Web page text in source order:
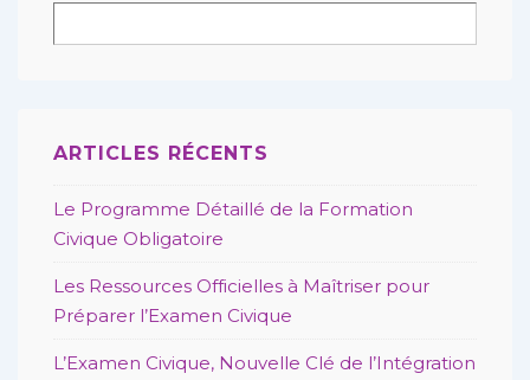
ARTICLES RÉCENTS
Le Programme Détaillé de la Formation
Civique Obligatoire
Les Ressources Officielles à Maîtriser pour
Préparer l’Examen Civique
L’Examen Civique, Nouvelle Clé de l’Intégration